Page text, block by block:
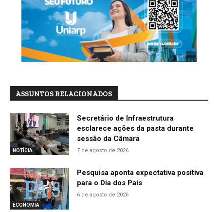
ASSUNTOS RELACIONADOS
NOTÍCIA
Secretário de Infraestrutura
esclarece ações da pasta durante
sessão da Câmara
7 de agosto de 2026
ECONOMIA
Pesquisa aponta expectativa positiva
para o Dia dos Pais
6 de agosto de 2026